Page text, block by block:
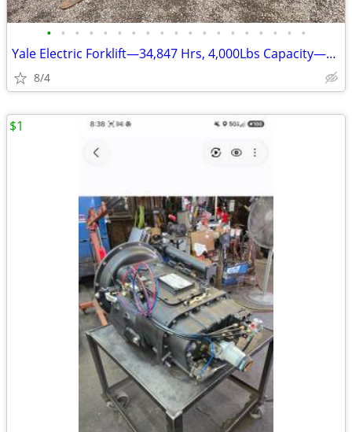
• • • • • • • • • • • • • • • • • • •
Yale Electric Forklift—34,847 Hrs, 4,000Lbs Capacity—Online Auction!
8/4
$1